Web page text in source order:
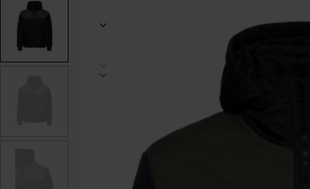
p/motor-
574059.html